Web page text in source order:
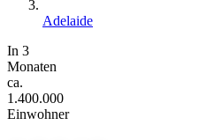
Adelaide
In 3
Monaten
ca.
1.400.000
Einwohner